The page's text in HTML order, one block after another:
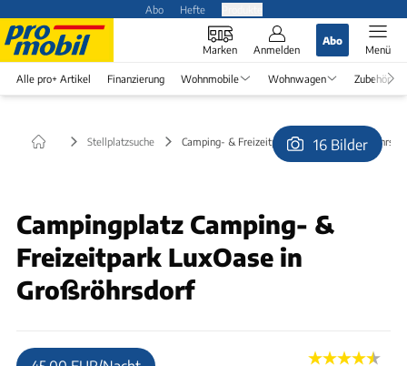
Abo Hefte
Marken Anmelden
Abo
Menü
Alle pro+ Artikel Finanzierung Wohnmobile Wohnwagen Zubehör
Stellplatzsuche Camping- & Freizeitpark LuxOase in
16 Bilder
Campingplatz Camping- &
Freizeitpark LuxOase in
Großröhrsdorf